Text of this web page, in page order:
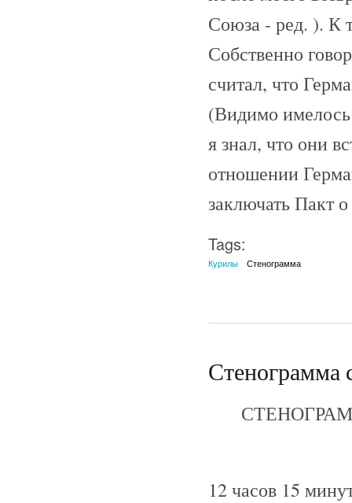
Союза - ред. ). К
Собственно
считал, что
(Видимо
я знал, что они
отношении
заключать Пакт
Tags:
Курилы Стенограмма
Стенограмма
12 часов 15